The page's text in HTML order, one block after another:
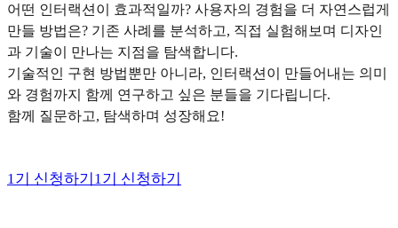
어떤 인터랙션이 효과적일까? 사용자의 경험을 더 자연스럽게
만들 방법은? 기존 사례를 분석하고, 직접 실험해보며 디자인
과 기술이 만나는 지점을 탐색합니다.
기술적인 구현 방법뿐만 아니라, 인터랙션이 만들어내는 의미
와 경험까지 함께 연구하고 싶은 분들을 기다립니다.
함께 질문하고, 탐색하며 성장해요!
1기 신청하기 1기 신청하기